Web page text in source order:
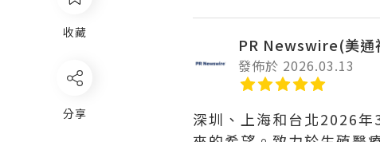
PR Newswire(美通
發佈於 2026.03.13
深圳、上海和台北2026年
收藏
分享